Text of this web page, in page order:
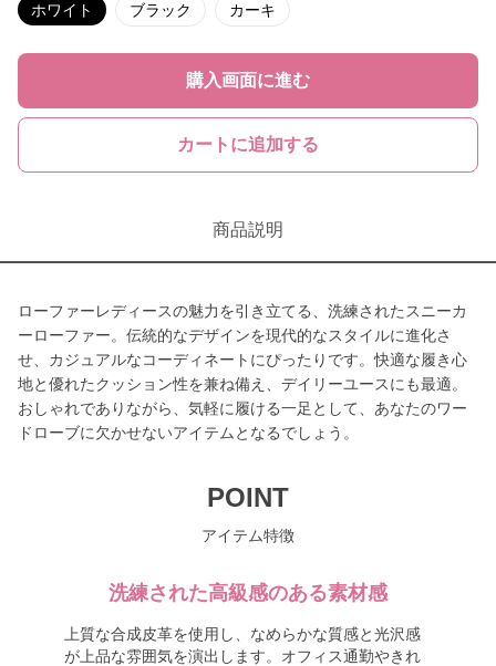
ホワイト ブラック カーキ
購入画面に進む
カートに追加する
商品説明
ローファーレディースの魅力を引き立てる、洗練されたスニーカ
ーローファー。伝統的なデザインを現代的なスタイルに進化さ
せ、カジュアルなコーディネートにぴったりです。快適な履き心
地と優れたクッション性を兼ね備え、デイリーユースにも最適。
おしゃれでありながら、気軽に履ける一足として、あなたのワー
ドローブに欠かせないアイテムとなるでしょう。
POINT
アイテム特徴
洗練された高級感のある素材感
上質な合成皮革を使用し、なめらかな質感と光沢感
が上品な雰囲気を演出します。オフィス通勤やきれ